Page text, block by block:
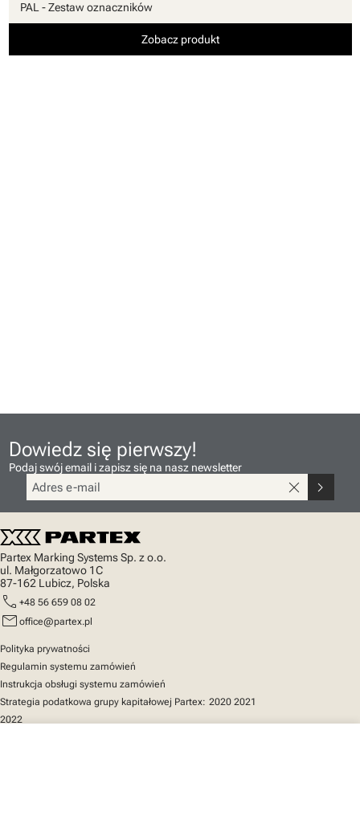
PAL - Zestaw oznaczników
Zobacz produkt
Dowiedz się pierwszy!
Podaj swój email i zapisz się na nasz newsletter
close chevron_right
Partex Marking Systems Sp. z o.o.
ul. Małgorzatowo 1C
87-162 Lubicz, Polska
call +48 56 659 08 02
mail office@partex.pl
Polityka prywatności
Regulamin systemu zamówień
Instrukcja obsługi systemu zamówień
Strategia podatkowa grupy kapitałowej Partex: 2020 2021
2022